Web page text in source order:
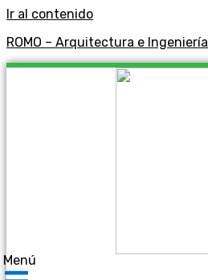
Ir al contenido
ROMO – Arquitectura e Ingeniería
Menú